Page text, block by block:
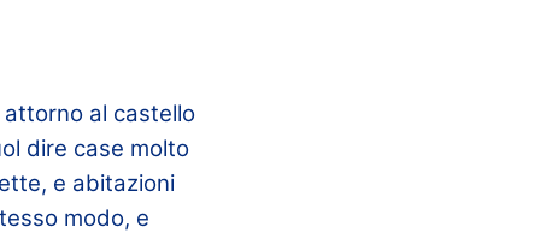
al castello
dire case molto
e abitazioni
modo, e